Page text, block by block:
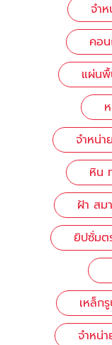
จำ
คอน
แผ่นพื้
จำหน่า
หิน
ฝ้า สม
ยิปซั่มต
เหล็ก
จำหน่า